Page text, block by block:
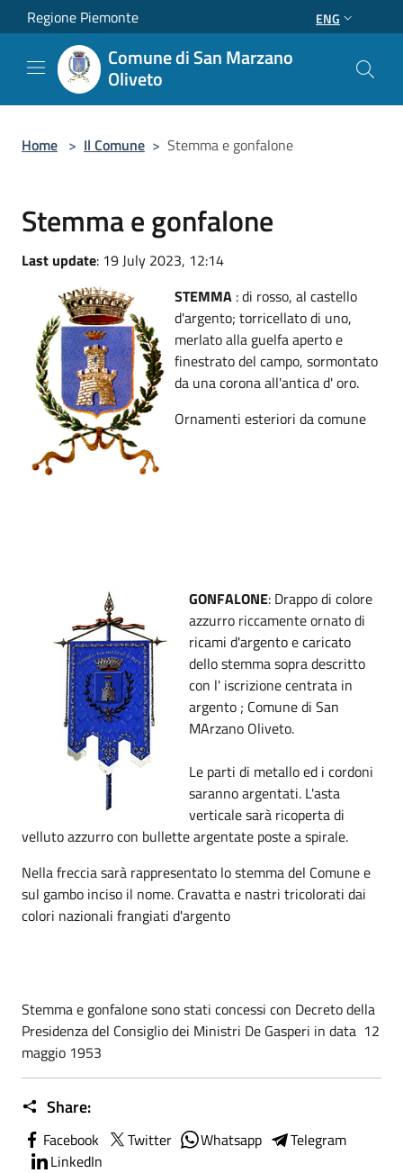
Salta al contenuto principale
Regione Piemonte ENG
Comune di San Marzano
Oliveto
Home > Il Comune > Stemma e gonfalone
Stemma e gonfalone
Last update: 19 July 2023, 12:14
STEMMA : di rosso, al castello
d'argento; torricellato di uno,
merlato alla guelfa aperto e
finestrato del campo, sormontato
da una corona all'antica d' oro.
Ornamenti esteriori da comune
GONFALONE: Drappo di colore
azzurro riccamente ornato di
ricami d'argento e caricato
dello stemma sopra descritto
con l' iscrizione centrata in
argento ; Comune di San
MArzano Oliveto.
Le parti di metallo ed i cordoni
saranno argentati. L'asta
verticale sarà ricoperta di
velluto azzurro con bullette argentate poste a spirale.
Nella freccia sarà rappresentato lo stemma del Comune e
sul gambo inciso il nome. Cravatta e nastri tricolorati dai
colori nazionali frangiati d'argento
Stemma e gonfalone sono stati concessi con Decreto della
Presidenza del Consiglio dei Ministri De Gasperi in data 12
maggio 1953
Share:
Facebook Twitter Whatsapp
Telegram
LinkedIn